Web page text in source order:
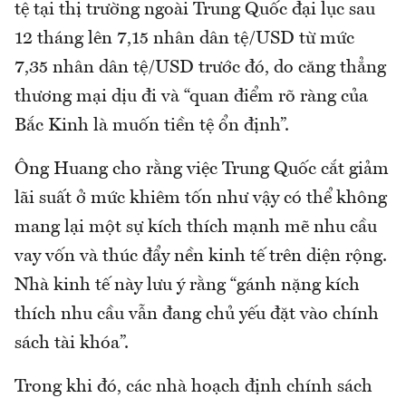
tệ tại thị trường ngoài Trung Quốc đại lục sau
12 tháng lên 7,15 nhân dân tệ/USD từ mức
7,35 nhân dân tệ/USD trước đó, do căng thẳng
thương mại dịu đi và “quan điểm rõ ràng của
Bắc Kinh là muốn tiền tệ ổn định”.
Ông Huang cho rằng việc Trung Quốc cắt giảm
lãi suất ở mức khiêm tốn như vậy có thể không
mang lại một sự kích thích mạnh mẽ nhu cầu
vay vốn và thúc đẩy nền kinh tế trên diện rộng.
Nhà kinh tế này lưu ý rằng “gánh nặng kích
thích nhu cầu vẫn đang chủ yếu đặt vào chính
sách tài khóa”.
Trong khi đó, các nhà hoạch định chính sách